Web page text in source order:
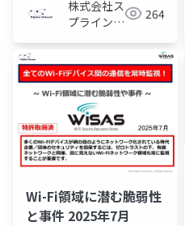
株式会社ス
プライン・
264
Wi-Fi領域に潜む脆弱性
と事件 2025年7月